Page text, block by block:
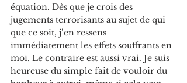
équation. Dès que je crois des
jugements terrorisants au sujet de qui
que ce soit, j’en ressens
immédiatement les effets souffrants en
moi. Le contraire est aussi vrai. Je suis
heureuse du simple fait de vouloir du